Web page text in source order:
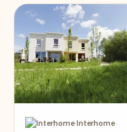
·Interhome